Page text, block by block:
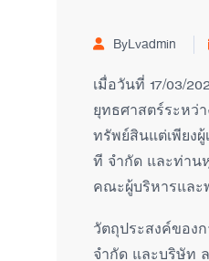
ByLvadmin
เมื่อวันที่ 17/03/
ยุทธศาสตร์ระหว่
ทรัพย์สินแต่เพียง
ที จำกัด และท่าน
คณะผู้บริหารและ
วัตถุประสงค์ของ
จำกัด และบริษัท